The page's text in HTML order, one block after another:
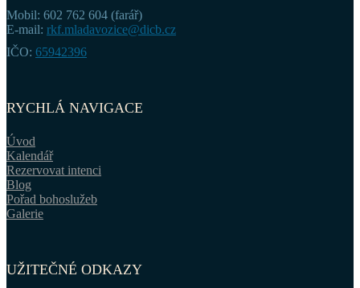
Mobil: 602 762 604 (farář)
E-mail: rkf.mladavozice@dicb.cz
IČO: 65942396
RYCHLÁ NAVIGACE
Úvod
Kalendář
Rezervovat intenci
Blog
Pořad bohoslužeb
Galerie
UŽITEČNÉ ODKAZY